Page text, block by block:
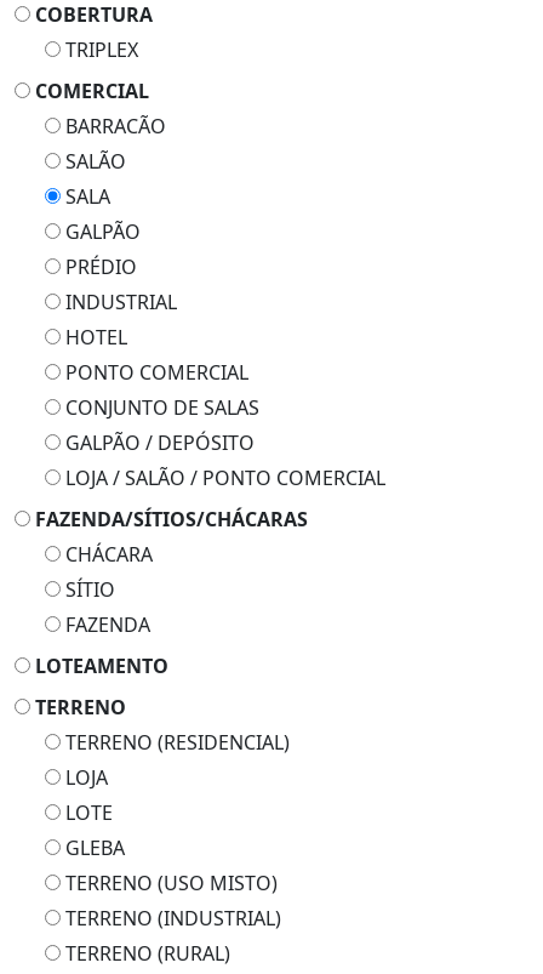
COBERTURA
TRIPLEX
COMERCIAL
BARRACÃO
SALÃO
SALA
GALPÃO
PRÉDIO
INDUSTRIAL
HOTEL
PONTO COMERCIAL
CONJUNTO DE SALAS
GALPÃO / DEPÓSITO
LOJA / SALÃO / PONTO COMERCIAL
FAZENDA/SÍTIOS/CHÁCARAS
CHÁCARA
SÍTIO
FAZENDA
LOTEAMENTO
TERRENO
TERRENO (RESIDENCIAL)
LOJA
LOTE
GLEBA
TERRENO (USO MISTO)
TERRENO (INDUSTRIAL)
TERRENO (RURAL)